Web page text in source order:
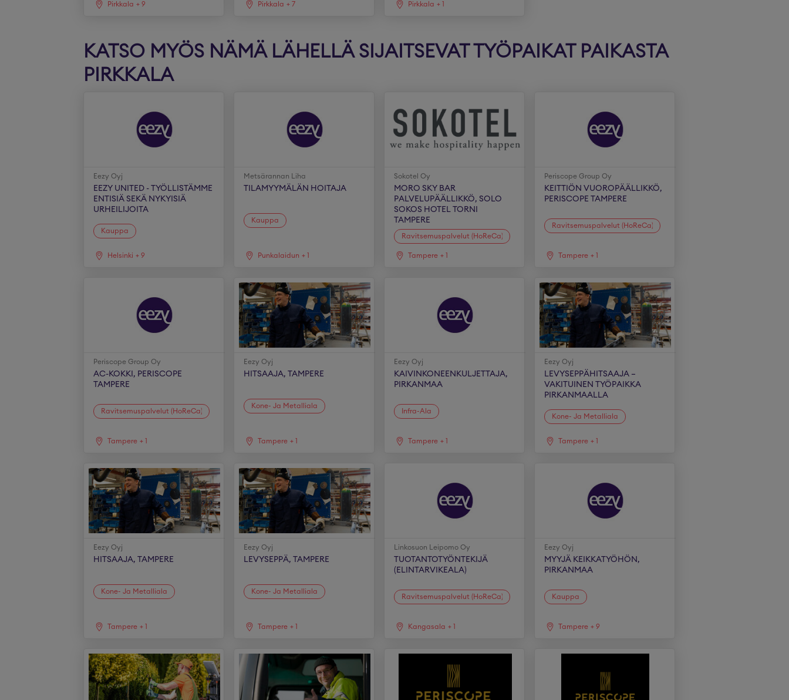
Pirkkala +9 Pirkkala +7 Pirkkala +1
KATSO MYÖS NÄMÄ LÄHELLÄ SIJAITSEVAT TYÖPAIKAT PAIKASTA
PIRKKALA
Eezy Oyj
EEZY UNITED - TYÖLLISTÄMME
ENTISIÄ SEKÄ NYKYISIÄ
URHEILIJOITA
Kauppa
Helsinki +9
Metsärannan Liha
TILAMYYMÄLÄN HOITAJA
Kauppa
Punkalaidun +1
Sokotel Oy
MORO SKY BAR
PALVELUPÄÄLLIKKÖ, SOLO
SOKOS HOTEL TORNI
TAMPERE
Ravitsemuspalvelut (HoReCa)
Tampere +1
Periscope Group Oy
KEITTIÖN VUOROPÄÄLLIKKÖ,
PERISCOPE TAMPERE
Ravitsemuspalvelut (HoReCa)
Tampere +1
Periscope Group Oy
AC-KOKKI, PERISCOPE
TAMPERE
Ravitsemuspalvelut (HoReCa)
Tampere +1
Eezy Oyj
HITSAAJA, TAMPERE
Kone- Ja Metalliala
Tampere +1
Eezy Oyj
KAIVINKONEENKULJETTAJA,
PIRKANMAA
Infra-Ala
Tampere +1
Eezy Oyj
LEVYSEPPÄHITSAAJA –
VAKITUINEN TYÖPAIKKA
PIRKANMAALLA
Kone- Ja Metalliala
Tampere +1
Eezy Oyj
HITSAAJA, TAMPERE
Kone- Ja Metalliala
Tampere +1
Eezy Oyj
LEVYSEPPÄ, TAMPERE
Kone- Ja Metalliala
Tampere +1
Linkosuon Leipomo Oy
TUOTANTOTYÖNTEKIJÄ
(ELINTARVIKEALA)
Ravitsemuspalvelut (HoReCa)
Kangasala +1
Eezy Oyj
MYYJÄ KEIKKATYÖHÖN,
PIRKANMAA
Kauppa
Tampere +9